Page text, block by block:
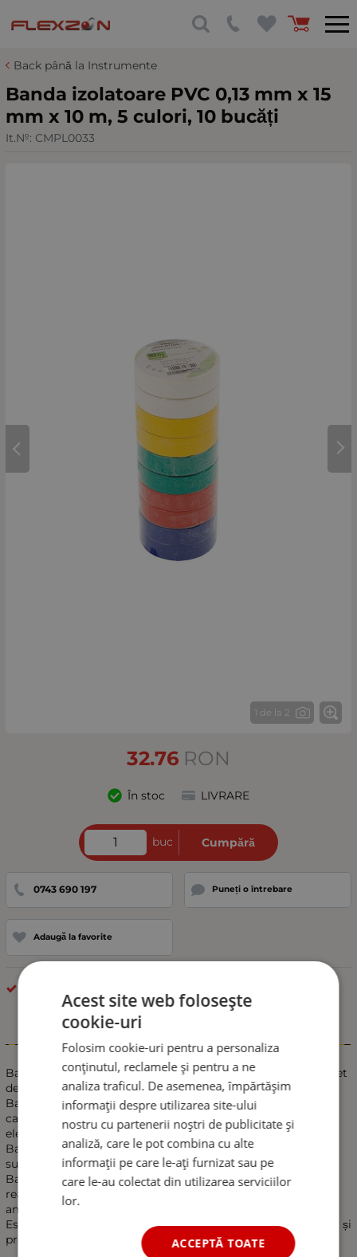
Back până la Instrumente
Banda izolatoare PVC 0,13 mm x 15
mm x 10 m, 5 culori, 10 bucăți
It.№: CMPL0033
1 de la 2
32.76 RON
În stoc LIVRARE
buc Cumpără
0743 690 197 Puneți o întrebare
Adaugă la favorite
Informații
Banda izolatoare PVC 0,13 mm x 15 mm x 10 m, în 5 culori, set
de 10 bucăți.
Banda izolatoare este fabricată din PVC acoperit cu adeziv
care asigură o lipire precisă pe întreaga suprafață a
elementelor protejate.
Banda este rezistentă la factorii atmosferici, radiațiile UV,
substanțele chimice și, cel mai important, este ignifugă.
Banda izolatoare PVC este ideală pentru toate lucrările
realizate de industria electrică, mecanici, electricieni și
amatori casnici.
Este utilizată pentru izolarea instalațiilor electrice, cablajelor și
protecției împotriva oxidării sau coroziunii.
Acest site web folosește
cookie-uri
Folosim cookie-uri pentru a personaliza
conținutul, reclamele și pentru a ne
analiza traficul. De asemenea, împărtășim
informații despre utilizarea site-ului
nostru cu partenerii noștri de publicitate și
analiză, care le pot combina cu alte
informații pe care le-ați furnizat sau pe
care le-au colectat din utilizarea serviciilor
lor.
ACCEPTĂ TOATE